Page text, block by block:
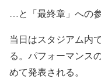
…と「最終章」への
当日はスタジアム内
る。パフォーマンス
めて発表される。